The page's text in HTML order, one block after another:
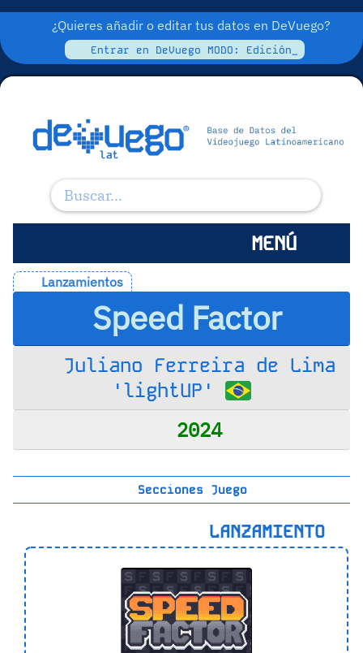
¿Quieres añadir o editar tus datos en DeVuego?
Entrar en DeVuego MODO: Edición_
MENÚ
Lanzamientos
Speed Factor
Juliano Ferreira de Lima
'lightUP'
2024
Secciones Juego
LANZAMIENTO